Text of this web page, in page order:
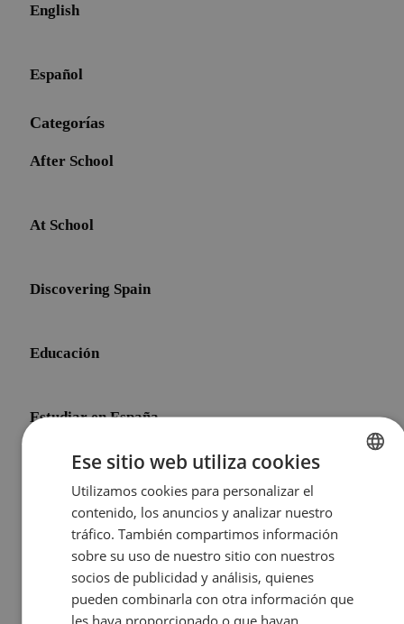
English
Español
Categorías
After School
At School
Discovering Spain
Educación
Estudiar en España
Initial Shock
Other Topics
SPANISH
Ese sitio web utiliza cookies
Utilizamos cookies para personalizar el
contenido, los anuncios y analizar nuestro
tráfico. También compartimos información
sobre su uso de nuestro sitio con nuestros
socios de publicidad y análisis, quienes
pueden combinarla con otra información que
les haya proporcionado o que hayan